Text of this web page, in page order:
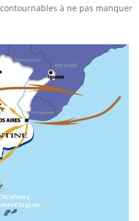
à ne pas manquer